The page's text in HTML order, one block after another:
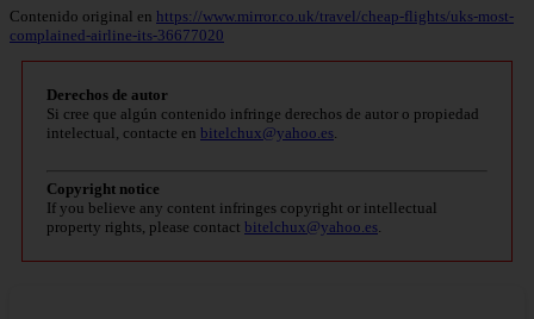
Contenido original en https://www.mirror.co.uk/travel/cheap-flights/uks-most-
complained-airline-its-36677020
Derechos de autor
Si cree que algún contenido infringe derechos de autor o propiedad
intelectual, contacte en bitelchux@yahoo.es.
Copyright notice
If you believe any content infringes copyright or intellectual
property rights, please contact bitelchux@yahoo.es.